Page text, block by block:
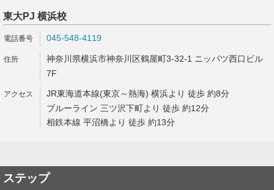
東大PJ 横浜校
045-548-4119
神奈川県横浜市神奈川区鶴屋町3-32-1 ニッパツ西口ビル
7F
JR東海道本線(東京～熱海) 横浜より 徒歩 約8分
ブルーライン 三ツ沢下町より 徒歩 約12分
相鉄本線 平沼橋より 徒歩 約13分
ステップ